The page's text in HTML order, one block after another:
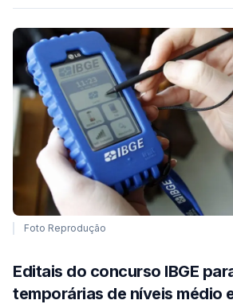
Foto Reprodução
Editais do concurso IBGE
temporárias de níveis médio